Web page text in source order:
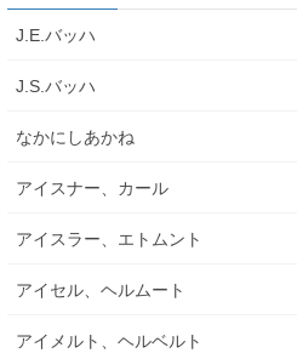
J.E.バッハ
J.S.バッハ
なかにしあかね
アイスナー、カール
アイスラー、エトムント
アイセル、ヘルムート
アイメルト、ヘルベルト